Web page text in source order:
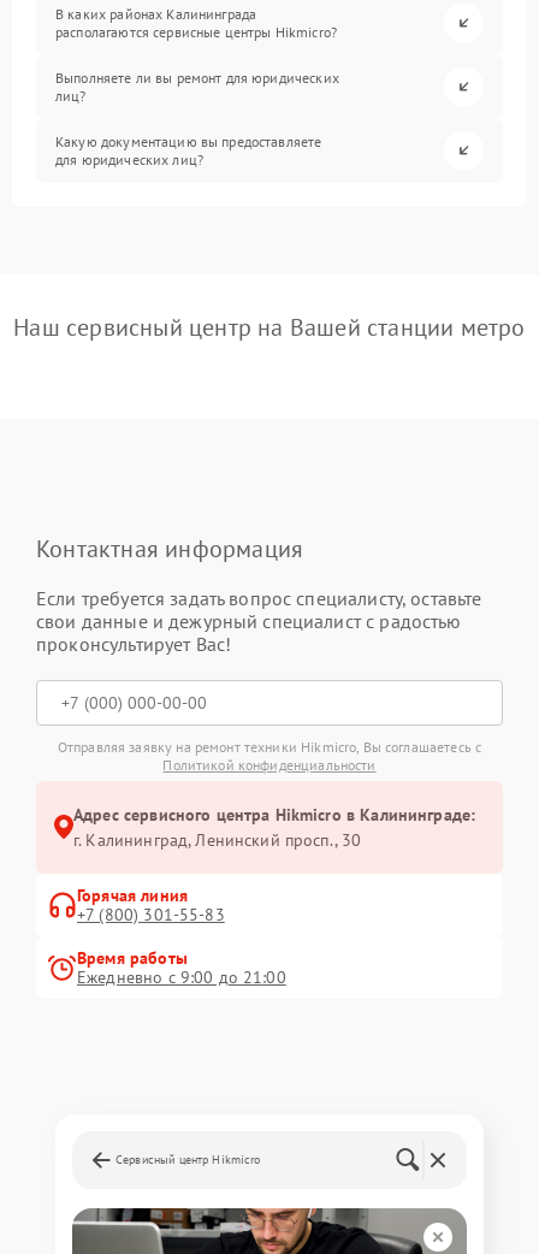
В каких районах Калининграда
располагаются сервисные центры Hikmicro?
Выполняете ли вы ремонт для юридических
лиц?
Какую документацию вы предоставляете
для юридических лиц?
Наш сервисный центр на Вашей станции метро
Контактная информация
Если требуется задать вопрос специалисту, оставьте
свои данные и дежурный специалист с радостью
проконсультирует Вас!
Отправляя заявку на ремонт техники Hikmicro, Вы соглашаетесь с
Политикой конфиденциальности
Адрес сервисного центра Hikmicro в Калининграде:
г. Калининград, Ленинский просп., 30
Горячая линия
+7 (800) 301-55-83
Время работы
Ежедневно с 9:00 до 21:00
Сервисный центр Hikmicro